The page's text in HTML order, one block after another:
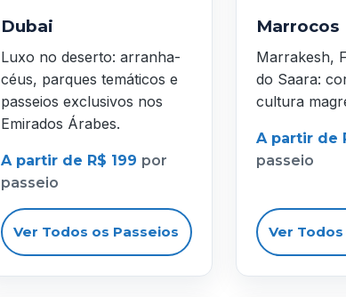
Dubai
Luxo no deserto: arranha-
céus, parques temáticos e
passeios exclusivos nos
Emirados Árabes.
A partir de R$ 199 por
passeio
Ver Todos os Passeios
Marrocos
Marrakesh,
do Saara:
cultura
A partir de
passeio
Ver